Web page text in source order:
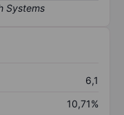
6,1
10,71%